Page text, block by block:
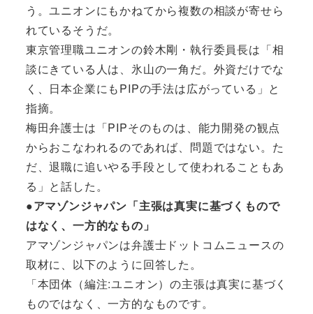
う。ユニオンにもかねてから複数の相談が寄せら
れているそうだ。
東京管理職ユニオンの鈴木剛・執行委員長は「相
談にきている人は、氷山の一角だ。外資だけでな
く、日本企業にもPIPの手法は広がっている」と
指摘。
梅田弁護士は「PIPそのものは、能力開発の観点
からおこなわれるのであれば、問題ではない。た
だ、退職に追いやる手段として使われることもあ
る」と話した。
●アマゾンジャパン「主張は真実に基づくもので
はなく、一方的なもの」
アマゾンジャパンは弁護士ドットコムニュースの
取材に、以下のように回答した。
「本団体（編注:ユニオン）の主張は真実に基づく
ものではなく、一方的なものです。